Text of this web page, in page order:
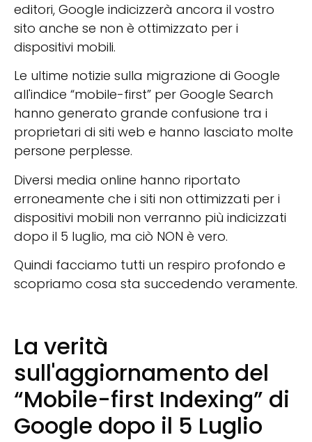
editori, Google indicizzerà ancora il vostro
sito anche se non è ottimizzato per i
dispositivi mobili.
Le ultime notizie sulla migrazione di Google
all'indice “mobile-first” per Google Search
hanno generato grande confusione tra i
proprietari di siti web e hanno lasciato molte
persone perplesse.
Diversi media online hanno riportato
erroneamente che i siti non ottimizzati per i
dispositivi mobili non verranno più indicizzati
dopo il 5 luglio, ma ciò NON è vero.
Quindi facciamo tutti un respiro profondo e
scopriamo cosa sta succedendo veramente.
La verità
sull'aggiornamento del
“Mobile-first Indexing” di
Google dopo il 5 Luglio